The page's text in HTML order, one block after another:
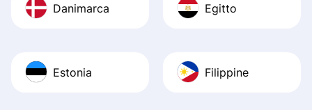
Danimarca Egitto
Estonia Filippine